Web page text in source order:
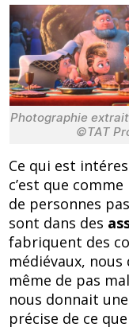
Photographie
©TAT
Ce qui est
c’est que
de personnes
sont dans des
fabriquent des
médiévaux,
même de pas
nous donnait
précise de ce